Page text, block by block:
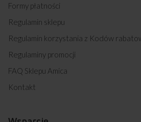
Formy płatności
Regulamin sklepu
Regulamin korzystania z Kodów
Regulaminy promocji
FAQ Sklepu Amica
Kontakt